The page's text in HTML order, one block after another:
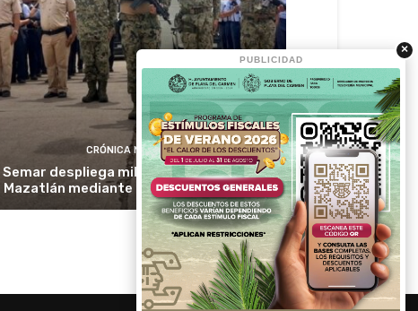
CRÓNICA MÉXICO
Semar despliega mil 700 elementos en
Mazatlán mediante la Operación Sable
×
PUBLICIDAD